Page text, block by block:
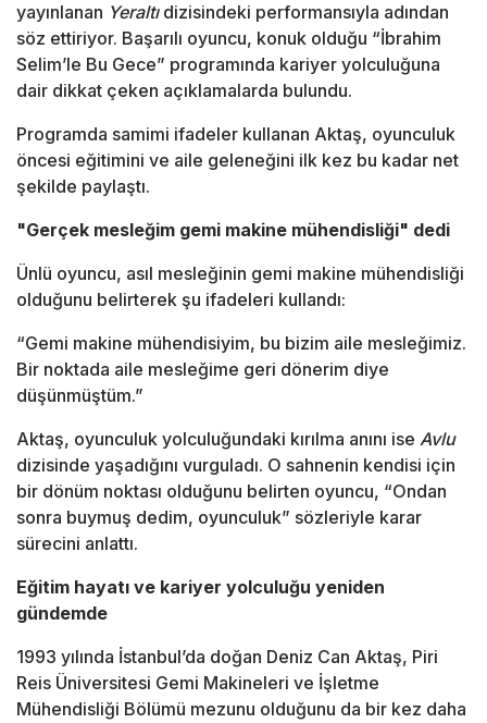
yayınlanan Yeraltıdizisindeki performansıyla adından
söz ettiriyor. Başarılı oyuncu, konuk olduğu “İbrahim
Selim’le Bu Gece” programında kariyer yolculuğuna
dair dikkat çeken açıklamalarda bulundu.
Programda samimi ifadeler kullanan Aktaş, oyunculuk
öncesi eğitimini ve aile geleneğini ilk kez bu kadar net
şekilde paylaştı.
"Gerçek mesleğim gemi makine mühendisliği" dedi
Ünlü oyuncu, asıl mesleğinin gemi makine mühendisliği
olduğunu belirterek şu ifadeleri kullandı:
“Gemi makine mühendisiyim, bu bizim aile mesleğimiz.
Bir noktada aile mesleğime geri dönerim diye
düşünmüştüm.”
Aktaş, oyunculuk yolculuğundaki kırılma anını ise Avlu
dizisinde yaşadığını vurguladı. O sahnenin kendisi için
bir dönüm noktası olduğunu belirten oyuncu, “Ondan
sonra buymuş dedim, oyunculuk” sözleriyle karar
sürecini anlattı.
Eğitim hayatı ve kariyer yolculuğu yeniden
gündemde
1993 yılında İstanbul’da doğan Deniz Can Aktaş, Piri
Reis Üniversitesi Gemi Makineleri ve İşletme
Mühendisliği Bölümü mezunu olduğunu da bir kez daha